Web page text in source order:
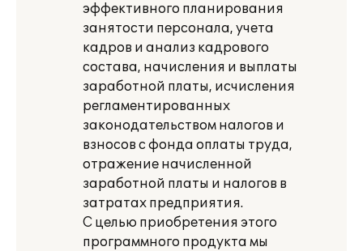
эффективного планирования
занятости персонала, учета
кадров и анализ кадрового
состава, начисления и выплаты
заработной платы, исчисления
регламентированных
законодательством налогов и
взносов с фонда оплаты труда,
отражение начисленной
заработной платы и налогов в
затратах предприятия.
С целью приобретения этого
программного продукта мы